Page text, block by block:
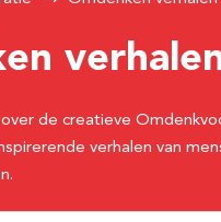
over de creatieve
verhalen van